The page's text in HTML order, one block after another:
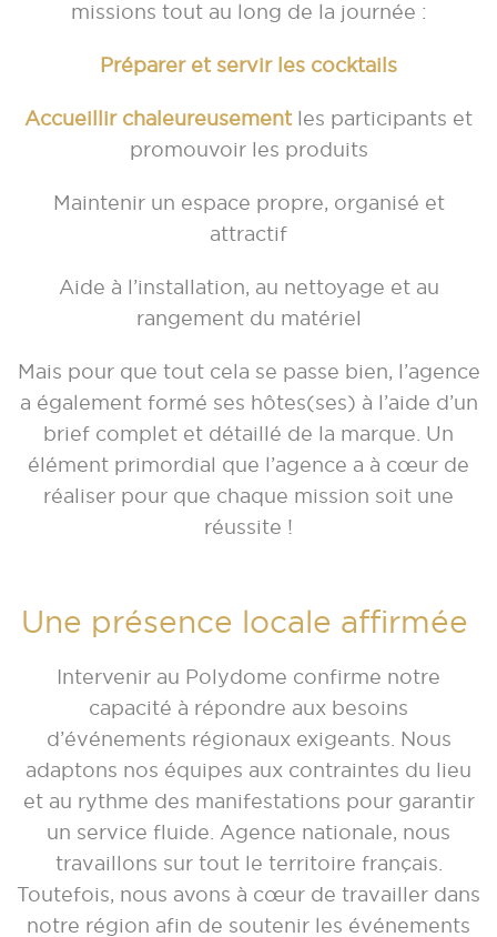
missions tout au long de la journée :
Préparer et servir les cocktails
Accueillir chaleureusement les participants et
promouvoir les produits
Maintenir un espace propre, organisé et
attractif
Aide à l’installation, au nettoyage et au
rangement du matériel
Mais pour que tout cela se passe bien, l’agence
a également formé ses hôtes(ses) à l’aide d’un
brief complet et détaillé de la marque. Un
élément primordial que l’agence a à cœur de
réaliser pour que chaque mission soit une
réussite !
Une présence locale affirmée
Intervenir au Polydome confirme notre
capacité à répondre aux besoins
d’événements régionaux exigeants. Nous
adaptons nos équipes aux contraintes du lieu
et au rythme des manifestations pour garantir
un service fluide. Agence nationale, nous
travaillons sur tout le territoire français.
Toutefois, nous avons à cœur de travailler dans
notre région afin de soutenir les événements